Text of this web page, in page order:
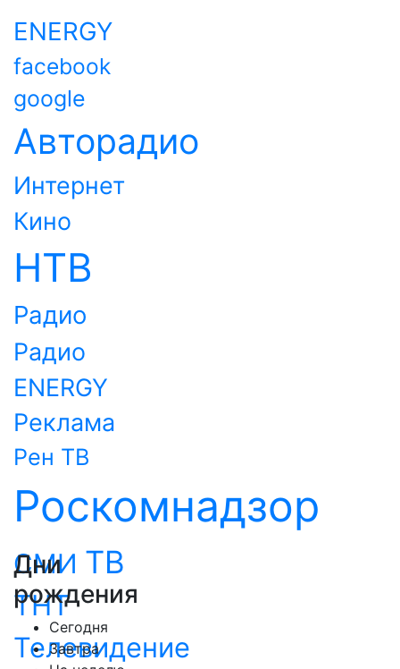
ENERGY
facebook
google
Авторадио
Интернет
Кино
НТВ
Радио
Радио
ENERGY
Реклама
Рен ТВ
Роскомнадзор
СМИ ТВ
ТНТ
Телевидение
Дни
рождения
Сегодня
Завтра